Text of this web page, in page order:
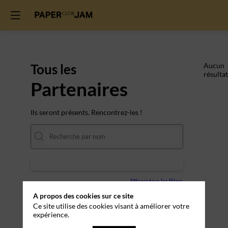
Tous les
Partenaires
Ils seront présents. Rencontrez-les !
Effacer tous les filtres
Aucun
résultat
A propos des cookies sur ce site
Ce site utilise des cookies visant à améliorer votre
expérience.